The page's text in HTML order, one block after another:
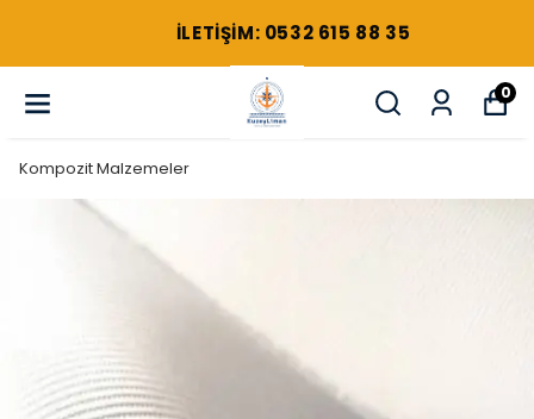
ILETIŞIM: 0532 615 88 35
0
Kompozit Malzemeler